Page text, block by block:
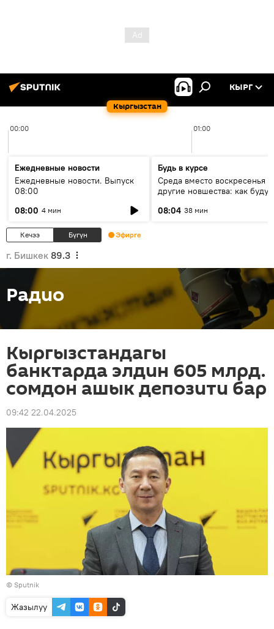
Кыргызстан
КЫРГ
00:00 01:00
Ежедневные новости
Ежедневные новости. Выпуск
08:00
08:00 4 мин
Будь в курсе
Среда вместо воскресенья и
другие новшества: как будут
08:04 38 мин
Кечээ Бүгүн Эфирге
г. Бишкек 89.3
Радио
Кыргызстандагы
банктарда элдин 605 млрд.
сомдон ашык депозити бар
09:42 22.04.2025
© Sputnik
Жазылуу